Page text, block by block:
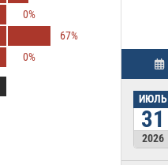
0%
67%
0%
ИЮЛЬ
31
2026